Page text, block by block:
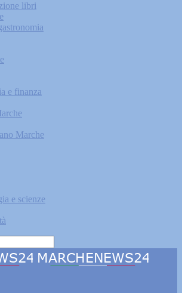
libri
e finanza
Marche
e scienze